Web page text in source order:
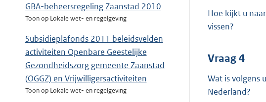
GBA-beheersregeling Zaanstad 2010
Toon op Lokale wet- en regelgeving
Subsidieplafonds 2011 beleidsvelden
activiteiten Openbare Geestelijke
Gezondheidszorg gemeente Zaanstad
(OGGZ) en Vrijwilligersactiviteiten
Toon op Lokale wet- en regelgeving
Hoe kijkt u
vissen?
Vraag 4
Wat is volgens
Nederland?